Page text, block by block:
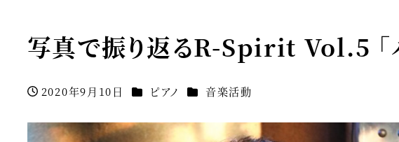
写真で振り返るR-Spirit Vol.5 「
投稿日
2020年9月10日 カテゴリー
ピアノ カテゴリー
音楽活動